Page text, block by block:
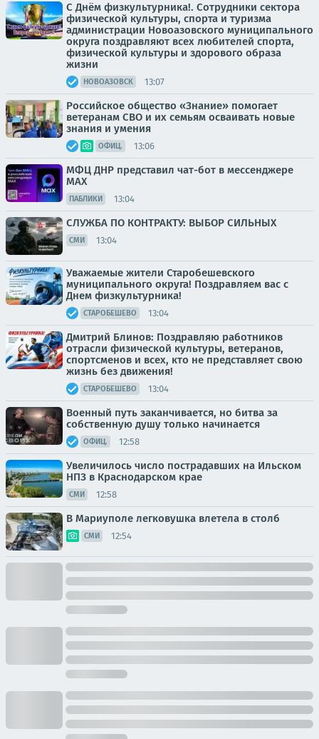
С Днём физкультурника!. Сотрудники сектора
физической культуры, спорта и туризма
администрации Новоазовского муниципального
округа поздравляют всех любителей спорта,
физической культуры и здорового образа
жизни
НОВОАЗОВСК 13:07
Российское общество «Знание» помогает
ветеранам СВО и их семьям осваивать новые
знания и умения
ОФИЦ. 13:06
МФЦ ДНР представил чат-бот в мессенджере
MAX
ПАБЛИКИ 13:04
СЛУЖБА ПО КОНТРАКТУ: ВЫБОР СИЛЬНЫХ
СМИ 13:04
Уважаемые жители Старобешевского
муниципального округа! Поздравляем вас с
Днем физкультурника!
СТАРОБЕШЕВО 13:04
Дмитрий Блинов: Поздравляю работников
отрасли физической культуры, ветеранов,
спортсменов и всех, кто не представляет свою
жизнь без движения!
СТАРОБЕШЕВО 13:04
Военный путь заканчивается, но битва за
собственную душу только начинается
ОФИЦ. 12:58
Увеличилось число пострадавших на Ильском
НПЗ в Краснодарском крае
СМИ 12:58
В Мариуполе легковушка влетела в столб
СМИ 12:54